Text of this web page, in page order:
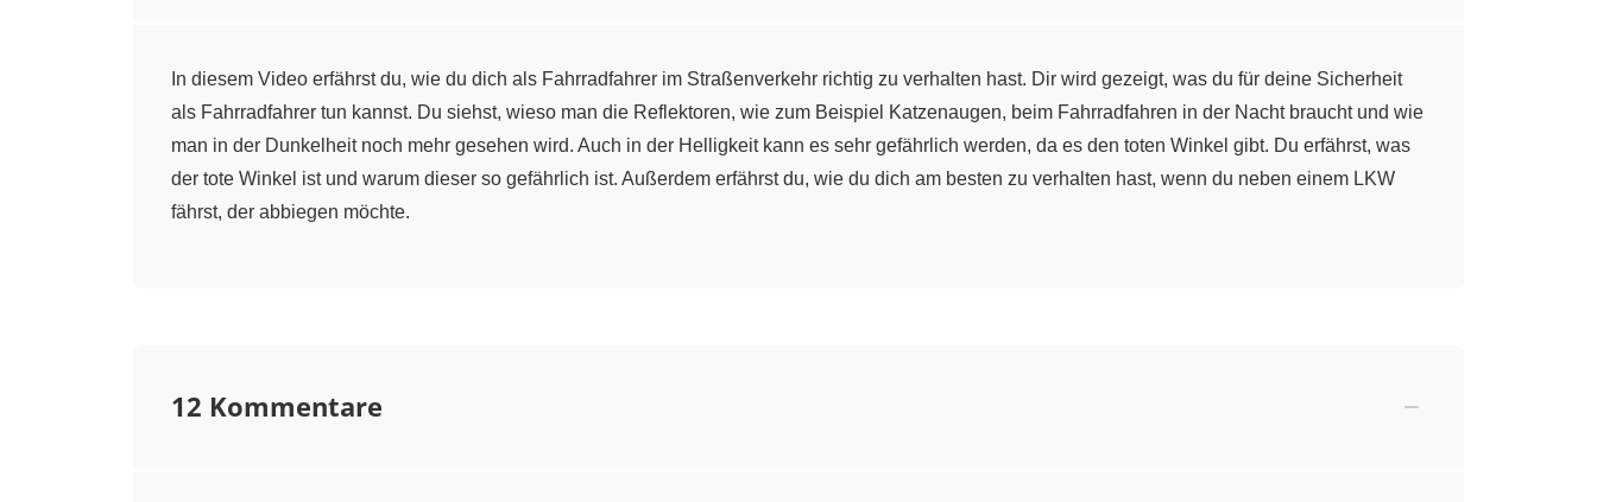
In diesem Video erfährst du, wie du dich als Fahrradfahrer im Straßenverkehr richtig zu verhalten hast. Dir wird gezeigt, was du für deine Sicherheit
als Fahrradfahrer tun kannst. Du siehst, wieso man die Reflektoren, wie zum Beispiel Katzenaugen, beim Fahrradfahren in der Nacht braucht und wie
man in der Dunkelheit noch mehr gesehen wird. Auch in der Helligkeit kann es sehr gefährlich werden, da es den toten Winkel gibt. Du erfährst, was
der tote Winkel ist und warum dieser so gefährlich ist. Außerdem erfährst du, wie du dich am besten zu verhalten hast, wenn du neben einem LKW
fährst, der abbiegen möchte.
12 Kommentare